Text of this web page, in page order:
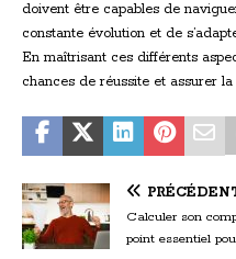
doivent être capables de
constante évolution et de
En maîtrisant ces différents
chances de réussite et assurer
Calculer son
point essentiel